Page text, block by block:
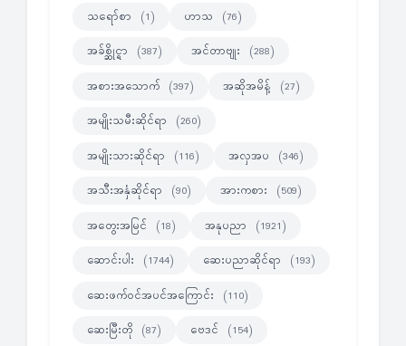
သရော်စာ (1) ဟာသ (76)
အခ်စ္ဆိုင္ရာ (387) အင်တာဗျုး (288)
အစားအသောက် (397) အဆိုအမိန့် (27)
အမျိုးသမီးဆိုင်ရာ (260)
အမျိုးသားဆိုင်ရာ (116) အလှအပ (346)
အသီးအနှံဆိုင်ရာ (90) အားကစား (509)
အတွေးအမြင် (18) အနုပညာ (1921)
ဆောင်းပါး (1744) ဆေးပညာဆိုင်ရာ (193)
ဆေးဖက်ဝင်အပင်အကြောင်း (110)
ဆေးမြီးတို (87) ဗေဒင် (154)